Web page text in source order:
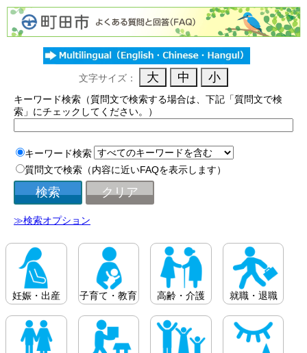
文字サイズ：
キーワード検索（質問文で検索する場合は、下記「質問文で検
索」にチェックしてください。）
キーワード検索
質問文で検索（内容に近いFAQを表示します）
≫検索オプション
妊娠・出産 子育て・教育 高齢・介護 就職・退職